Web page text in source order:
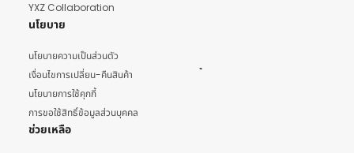
YXZ Collaboration
นโยบาย
นโยบายความเป็นส่วนตัว
เงื่อนไขการเปลี่ยน-คืนสินค้า
นโยบายการใช้คุกกี้
การขอใช้สิทธิ์ข้อมูลส่วนบุคคล
ช่วยเหลือ